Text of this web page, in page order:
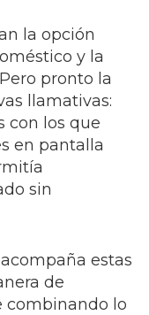
la opción
y la
pronto la
llamativas:
con los que
en pantalla
sin
estas
de
combinando lo